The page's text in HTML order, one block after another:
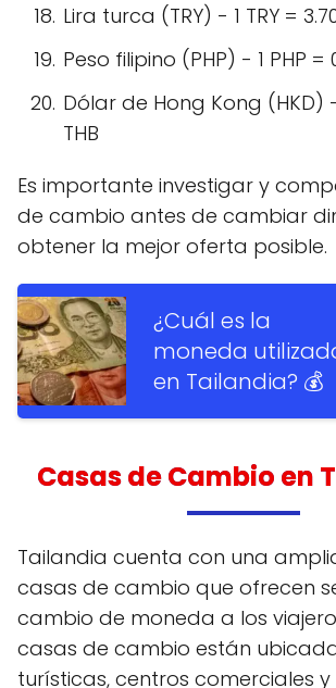
Lira turca (TRY) - 1 TRY =
Peso filipino (PHP) - 1 PHP =
Dólar de Hong Kong (HKD) -
THB
Es importante investigar y
de cambio antes de cambiar
obtener la mejor oferta posible.
¿Cuál es la
moneda
en Tailandia? 💰
Casas de Cambio en
Tailandia cuenta con una
casas de cambio que ofrecen
cambio de moneda a los
casas de cambio están
turísticas, centros comerciales